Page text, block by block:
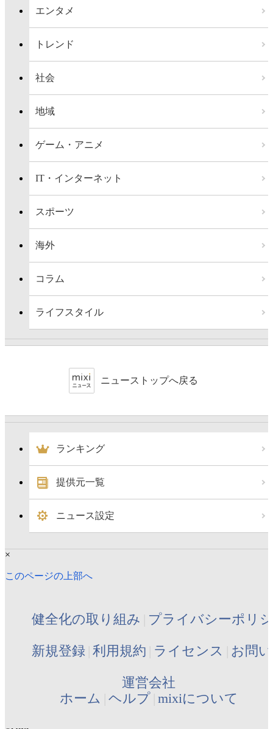
エンタメ
トレンド
社会
地域
ゲーム・アニメ
IT・インターネット
スポーツ
海外
コラム
ライフスタイル
ニューストップへ戻る
ランキング
提供元一覧
ニュース設定
×
このページの上部へ
健全化の取り組み プライバシーポリ
新規登録 利用規約 ライセンス お問
運営会社
ホーム ヘルプ mixiについて